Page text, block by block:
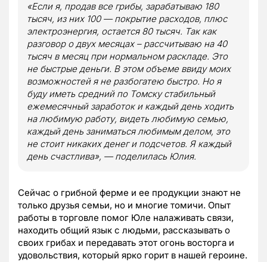
«Если я, продав все грибы, зарабатываю 180
тысяч, из них 100 — покрытие расходов, плюс
электроэнергия, остается 80 тысяч. Так как
разговор о двух месяцах – рассчитываю на 40
тысяч в месяц при нормальном раскладе. Это
не быстрые деньги. В этом объеме ввиду моих
возможностей я не разбогатею быстро. Но я
буду иметь средний по Томску стабильный
ежемесячный заработок и каждый день ходить
на любимую работу, видеть любимую семью,
каждый день заниматься любимым делом, это
не стоит никаких денег и подсчетов. Я каждый
день счастлива», — поделилась Юлия.
Сейчас о грибной ферме и ее продукции знают не
только друзья семьи, но и многие томичи. Опыт
работы в торговле помог Юле налаживать связи,
находить общий язык с людьми, рассказывать о
своих грибах и передавать этот огонь восторга и
удовольствия, который ярко горит в нашей героине.